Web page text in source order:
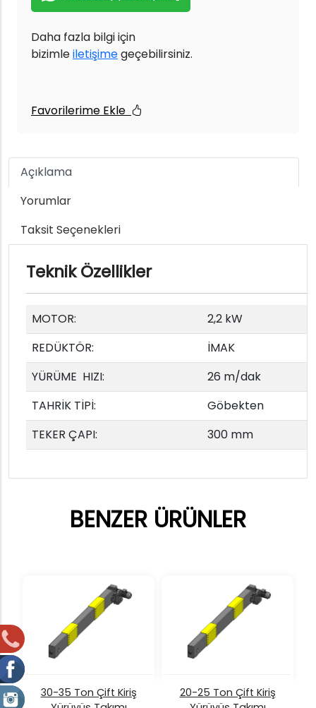
Daha fazla bilgi için
bizimleiletişimegeçebilirsiniz.
Favorilerime Ekle
Açıklama
Yorumlar
Taksit Seçenekleri
Teknik Özellikler
MOTOR:
2,2 kW
REDÜKTÖR:
İMAK
YÜRÜME HIZI:
26 m/dak
TAHRİK TİPİ:
Göbekten
TEKER ÇAPI:
300 mm
BENZER ÜRÜNLER
30-35 Ton Çift Kiriş
20-25 Ton Çift Kiriş